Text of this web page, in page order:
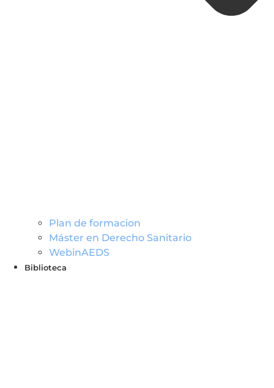
Plan de formacion
Máster en Derecho Sanitario
WebinAEDS
Biblioteca